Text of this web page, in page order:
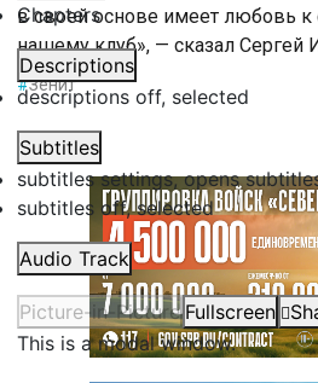
Chapters
Descriptions
descriptions off, selected
Subtitles
subtitles settings, opens
subtitles off, selected
Audio Track
Picture-in-Picture Fullscreen
This is a modal window.
в своей основе имеет любовь к
нашему клуб», — сказал Сергей
#Зенит